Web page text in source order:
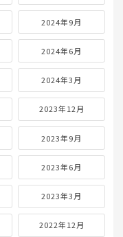
2024年9月
2024年6月
2024年3月
2023年12月
2023年9月
2023年6月
2023年3月
2022年12月